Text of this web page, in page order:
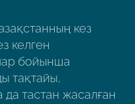
кез
келген
бойынша
тақтайы,
да тастан жасалған